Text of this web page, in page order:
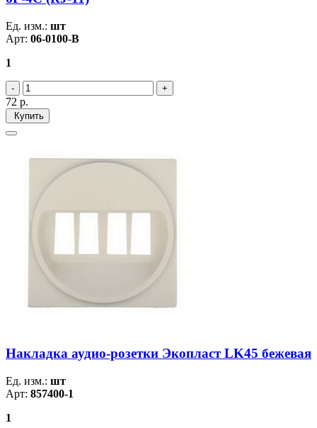
Ед. изм.: шт
Арт: 06-0100-B
1
72 р.
Купить
Накладка аудио-розетки Экопласт LK45 бежевая
Ед. изм.: шт
Арт: 857400-1
1